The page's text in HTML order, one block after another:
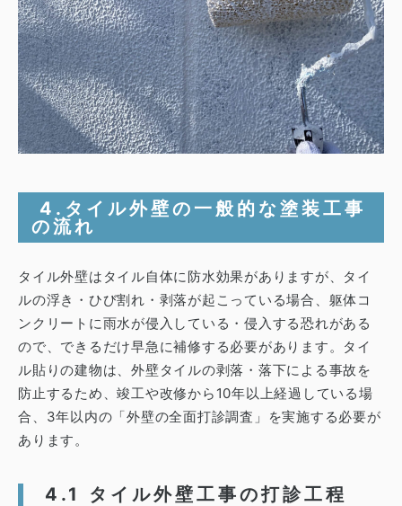
4.タイル外壁の一般的な塗装工事
の流れ
タイル外壁はタイル自体に防水効果がありますが、タイ
ルの浮き・ひび割れ・剥落が起こっている場合、躯体コ
ンクリートに雨水が侵入している・侵入する恐れがある
ので、できるだけ早急に補修する必要があります。 タイ
ル貼りの建物は、外壁タイルの剥落・落下による事故を
防止するため、竣工や改修から10年以上経過している場
合、3年以内の「外壁の全面打診調査」を実施する必要が
あります。
4.1 タイル外壁工事の打診工程